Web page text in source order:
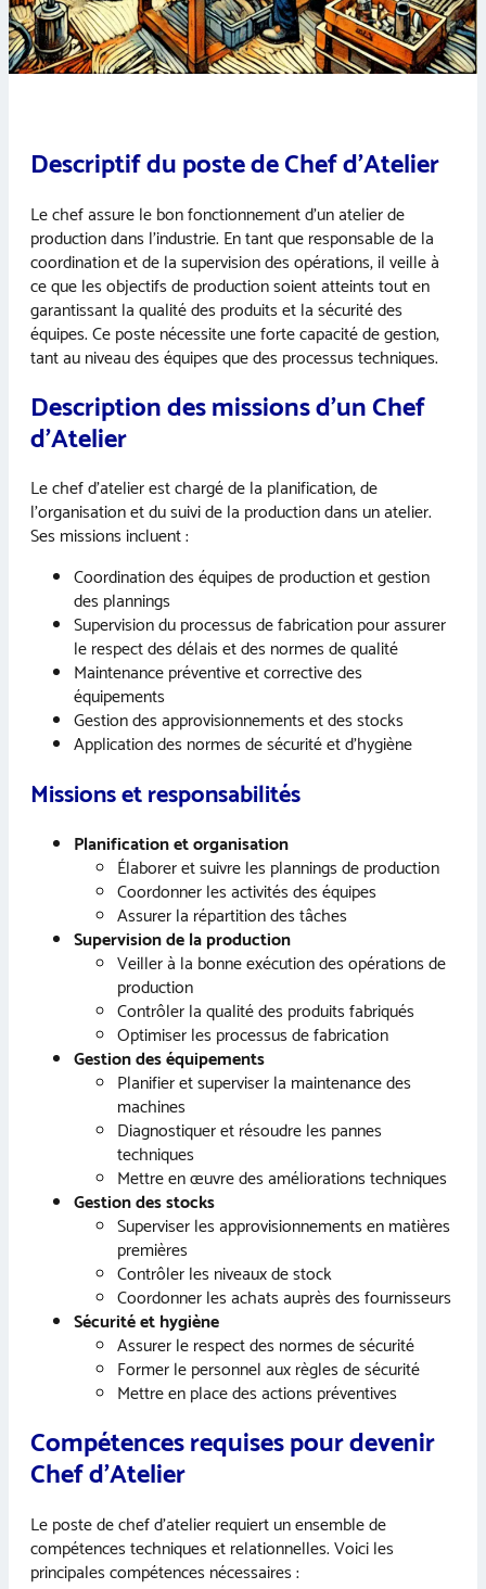
Descriptif du poste de Chef d’Atelier
Le chef assure le bon fonctionnement d’un atelier de
production dans l’industrie. En tant que responsable de la
coordination et de la supervision des opérations, il veille à
ce que les objectifs de production soient atteints tout en
garantissant la qualité des produits et la sécurité des
équipes. Ce poste nécessite une forte capacité de gestion,
tant au niveau des équipes que des processus techniques.
Description des missions d’un Chef
d’Atelier
Le chef d’atelier est chargé de la planification, de
l’organisation et du suivi de la production dans un atelier.
Ses missions incluent :
Coordination des équipes de production et gestion
des plannings
Supervision du processus de fabrication pour assurer
le respect des délais et des normes de qualité
Maintenance préventive et corrective des
équipements
Gestion des approvisionnements et des stocks
Application des normes de sécurité et d’hygiène
Missions et responsabilités
Planification et organisation
Élaborer et suivre les plannings de production
Coordonner les activités des équipes
Assurer la répartition des tâches
Supervision de la production
Veiller à la bonne exécution des opérations de
production
Contrôler la qualité des produits fabriqués
Optimiser les processus de fabrication
Gestion des équipements
Planifier et superviser la maintenance des
machines
Diagnostiquer et résoudre les pannes
techniques
Mettre en œuvre des améliorations techniques
Gestion des stocks
Superviser les approvisionnements en matières
premières
Contrôler les niveaux de stock
Coordonner les achats auprès des fournisseurs
Sécurité et hygiène
Assurer le respect des normes de sécurité
Former le personnel aux règles de sécurité
Mettre en place des actions préventives
Compétences requises pour devenir
Chef d’Atelier
Le poste de chef d’atelier requiert un ensemble de
compétences techniques et relationnelles. Voici les
principales compétences nécessaires :